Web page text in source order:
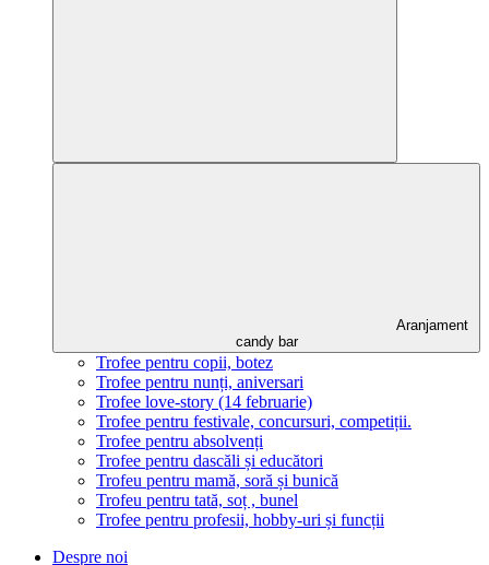
Aranjament
candy bar
Trofee pentru copii, botez
Trofee pentru nunți, aniversari
Trofee love-story (14 februarie)
Trofee pentru festivale, concursuri, competiții.
Trofee pentru absolvenți
Trofee pentru dascăli și educători
Trofeu pentru mamă, soră și bunică
Trofeu pentru tată, soț , bunel
Trofee pentru profesii, hobby-uri și funcții
Despre noi